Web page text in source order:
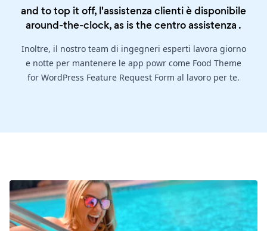
and to top it off, l'assistenza clienti è disponibile
around-the-clock, as is thecentro assistenza .
Inoltre, il nostro team di ingegneri esperti lavora giorno
e notte per mantenere le app powr come Food Theme
for WordPress Feature Request Form al lavoro per te.